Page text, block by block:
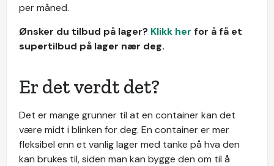
per måned.
Ønsker du tilbud på lager? Klikk her for å få et
supertilbud på lager nær deg.
Er det verdt det?
Det er mange grunner til at en container kan det
være midt i blinken for deg. En container er mer
fleksibel enn et vanlig lager med tanke på hva den
kan brukes til, siden man kan bygge den om til å